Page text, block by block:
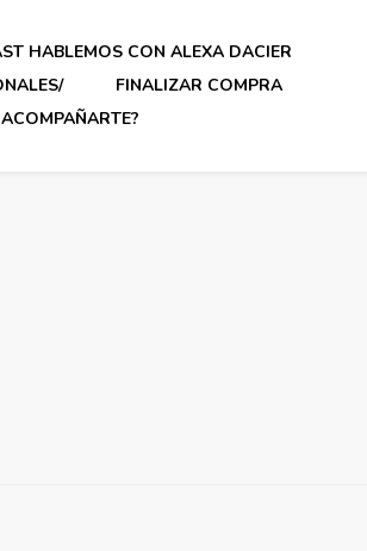
HABLEMOS CON ALEXA DACIER
FINALIZAR COMPRA